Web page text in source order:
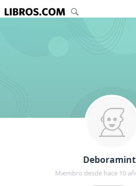
Miembro desde hace 10